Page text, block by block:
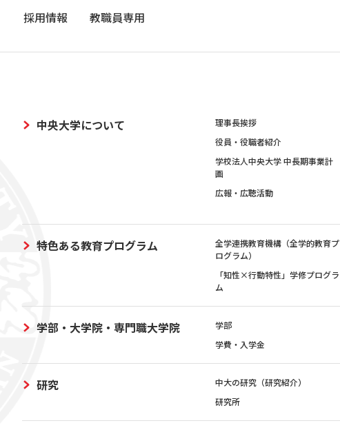
採用情報 教職員専用
中央大学について 理事長挨拶
役員・役職者紹介
学校法人中央大学 中長期事業計
画
広報・広聴活動
特色ある教育プログラム
全学連携教育機構（全学的教育プ
ログラム）
「知性×行動特性」学修プログラ
ム
学部・大学院・専門職大学院 学部
学費・入学金
研究 中大の研究（研究紹介）
研究所